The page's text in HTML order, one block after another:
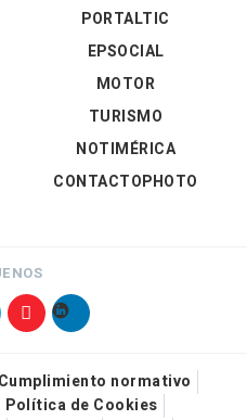
PORTALTIC
EPSOCIAL
MOTOR
TURISMO
NOTIMÉRICA
CONTACTOPHOTO
Cumplimiento normativo
Política de Cookies